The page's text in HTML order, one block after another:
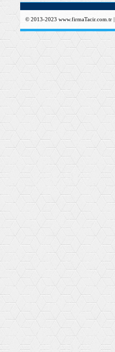
© 2013-2023 www.firmaTacir.com.tr |